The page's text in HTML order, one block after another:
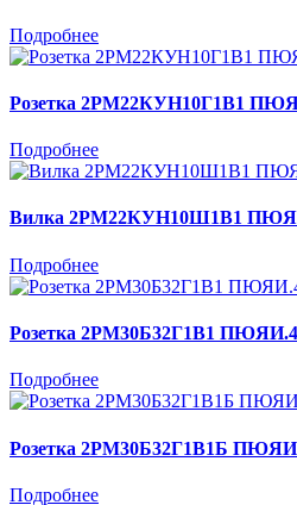
Подробнее
Розетка 2РМ22КУН10Г1В1
Подробнее
Вилка 2РМ22КУН10Ш1В1
Подробнее
Розетка 2РМ30Б32Г1В1
Подробнее
Розетка 2РМ30Б32Г1В1Б
Подробнее